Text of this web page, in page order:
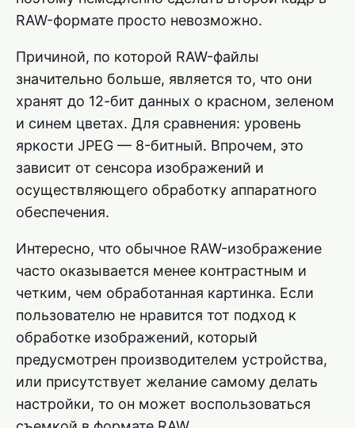
RAW-формате просто невозможно.
Причиной, по которой RAW-файлы
значительно больше, является то, что они
хранят до 12-бит данных о красном, зеленом
и синем цветах. Для сравнения: уровень
яркости JPEG — 8-битный. Впрочем, это
зависит от сенсора изображений и
осуществляющего обработку аппаратного
обеспечения.
Интересно, что обычное RAW-изображение
часто оказывается менее контрастным и
четким, чем обработанная картинка. Если
пользователю не нравится тот подход к
обработке изображений, который
предусмотрен производителем устройства,
или присутствует желание самому делать
настройки, то он может воспользоваться